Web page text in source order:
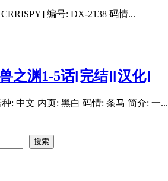
编号: DX-2138 码情...
之渊1-5话[完结][汉化]
: 中文 内页: 黑白 码情: 条马 简介: 一...
搜索